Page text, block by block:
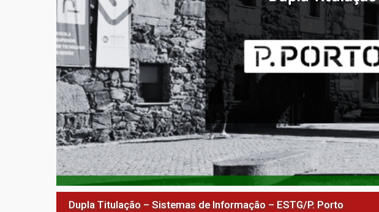
Dupla Titulação – Sistemas de Informação – ESTG/P. Porto